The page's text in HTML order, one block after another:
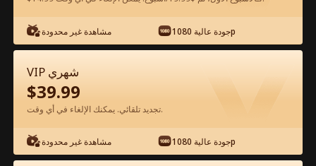
شاهد مجانًا في التطبيق
مشاهدة غير محدودة جودة عالية 1080p
VIP شهري
$39.99
تجديد تلقائي. يمكنك الإلغاء في أي وقت.
مشاهدة غير محدودة جودة عالية 1080p